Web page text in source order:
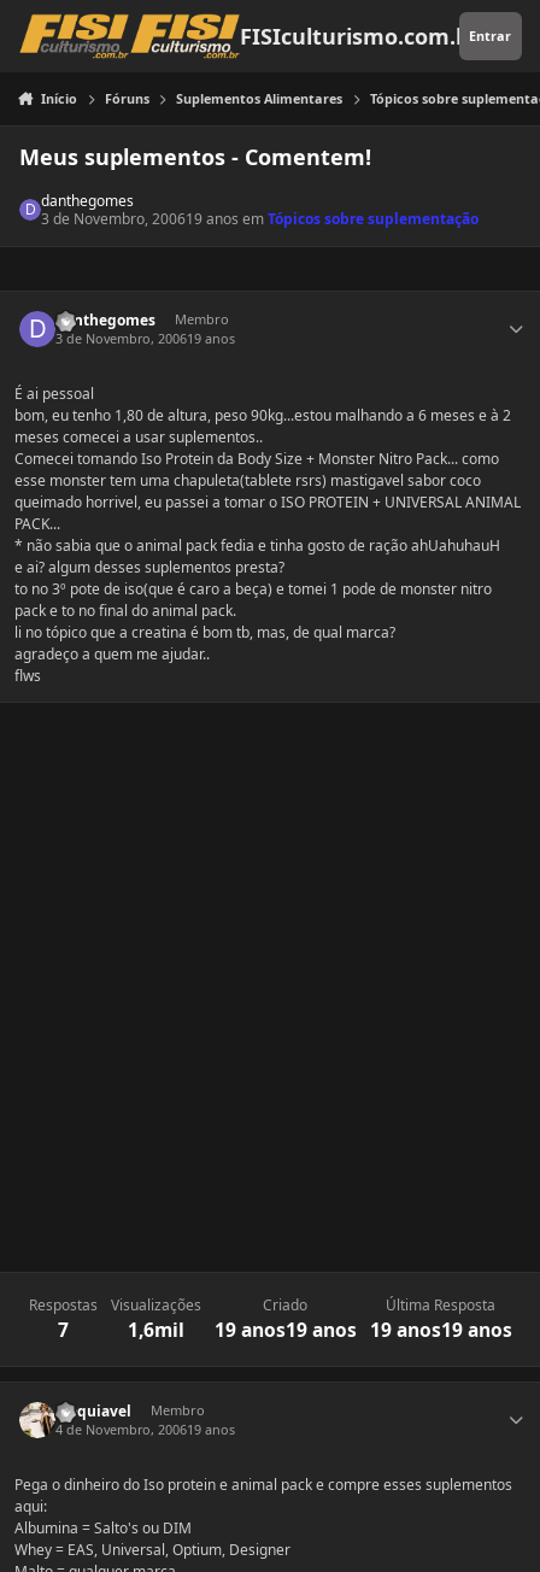
Pular para o conteúdo
FISIculturismo.com.brEntrar
Início Fóruns Suplementos Alimentares Tópicos sobre
Meus suplementos - Comentem!
danthegomes
3 de Novembro, 200619 anos emTópicos sobre suplementação
danthegomes
Membro
3 de Novembro, 200619 anos
É ai pessoal
bom, eu tenho 1,80 de altura, peso 90kg...estou malhando a 6 meses e à 2
meses comecei a usar suplementos..
Comecei tomando Iso Protein da Body Size + Monster Nitro Pack... como
esse monster tem uma chapuleta(tablete rsrs) mastigavel sabor coco
queimado horrivel, eu passei a tomar o ISO PROTEIN + UNIVERSAL ANIMAL
PACK...
* não sabia que o animal pack fedia e tinha gosto de ração ahUahuhauH
e ai? algum desses suplementos presta?
to no 3º pote de iso(que é caro a beça) e tomei 1 pode de monster nitro
pack e to no final do animal pack.
li no tópico que a creatina é bom tb, mas, de qual marca?
agradeço a quem me ajudar..
flws
Respostas
7
Visualizações
1,6mil
Criado
19 anos19 anos
Última Resposta
19 anos19 anos
Maquiavel
Membro
4 de Novembro, 200619 anos
Pega o dinheiro do Iso protein e animal pack e compre esses suplementos
aqui:
Albumina = Salto's ou DIM
Whey = EAS, Universal, Optium, Designer